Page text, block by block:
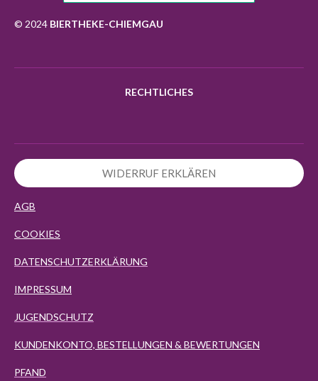
k
a
m
p
p
© 2024 BIERTHEKE-CHIEMGAU
RECHTLICHES
WIDERRUF ERKLÄREN
AGB
COOKIES
DATENSCHUTZERKLÄRUNG
IMPRESSUM
JUGENDSCHUTZ
KUNDENKONTO, BESTELLUNGEN & BEWERTUNGEN
PFAND